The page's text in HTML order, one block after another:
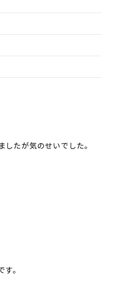
したが気のせいでした。
。